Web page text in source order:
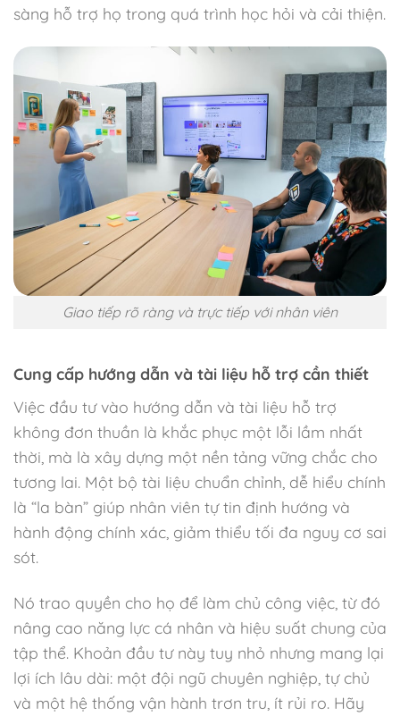
sàng hỗ trợ họ trong quá trình học hỏi và cải thiện.
Giao tiếp rõ ràng và trực tiếp với nhân viên
Cung cấp hướng dẫn và tài liệu hỗ trợ cần thiết
Việc đầu tư vào hướng dẫn và tài liệu hỗ trợ
không đơn thuần là khắc phục một lỗi lầm nhất
thời, mà là xây dựng một nền tảng vững chắc cho
tương lai. Một bộ tài liệu chuẩn chỉnh, dễ hiểu chính
là “la bàn” giúp nhân viên tự tin định hướng và
hành động chính xác, giảm thiểu tối đa nguy cơ sai
sót.
Nó trao quyền cho họ để làm chủ công việc, từ đó
nâng cao năng lực cá nhân và hiệu suất chung của
tập thể. Khoản đầu tư này tuy nhỏ nhưng mang lại
lợi ích lâu dài: một đội ngũ chuyên nghiệp, tự chủ
và một hệ thống vận hành trơn tru, ít rủi ro. Hãy